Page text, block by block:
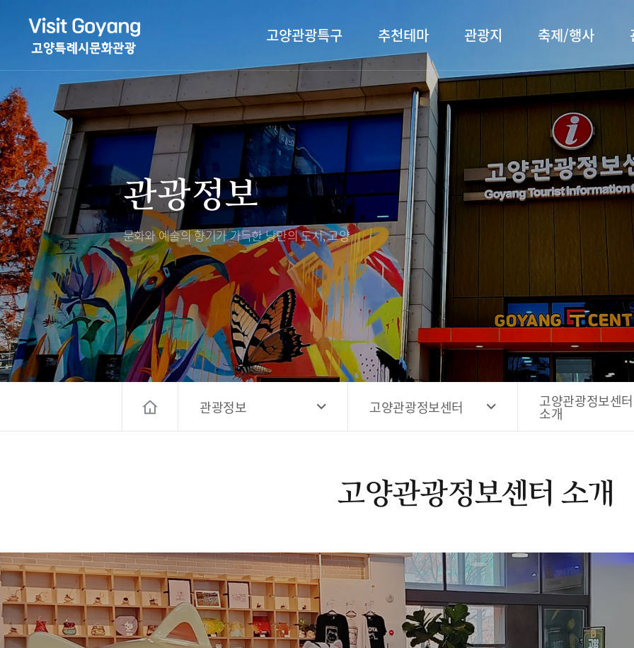
고양관광특구 추천테마
관광특화거리
TV속 고양 나들이
야경 나들이
자전거 나들이
도보관광 나들이
DMZ평화의길
행주산성
서오릉/서삼릉
전시관/박물관
장항
누리길
벚꽃명
고양시 예술창작공간 해움
고양시 예술창작공간 새들
관광지 축제/행사
대표축제
축제/행사
행사소개
프로그램 안내
사전신청
자주 묻는 질문
고양관광정보센터 소개
층별안내
편의시설
오시는길
대표먹거리
전통시장
템플스테이
숙박 정보
쇼핑 정보
문화
해설사
고양시관광협의회
고양컨벤션뷰로
경기관광
대한민국 구석구석
공지사항
홍보영상
전자관광지도 다도라
관광안내홍보물
관광정보
문화와 예술의 향기가 가득한낭만의 도시, 고양
관광정보 고양관광정보센터 고양관광정보센터
소개
고양관광정보센터 소개